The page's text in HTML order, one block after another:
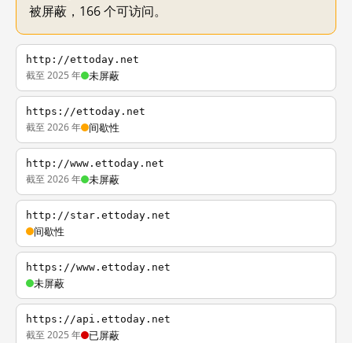
被屏蔽，166 个可访问。
http://ettoday.net
截至 2025 年 未屏蔽
https://ettoday.net
截至 2026 年 间歇性
http://www.ettoday.net
截至 2026 年 未屏蔽
http://star.ettoday.net
间歇性
https://www.ettoday.net
未屏蔽
https://api.ettoday.net
截至 2025 年 已屏蔽